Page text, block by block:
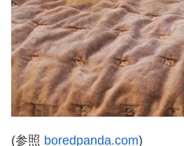
(参照 boredpanda.com)